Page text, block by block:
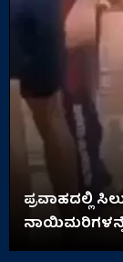
ಪ್ರವಾಹದಲ್ಲಿ
ಬಾಲಕಿ!